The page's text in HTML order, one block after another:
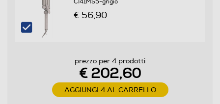
Larghezza-mm
CI41MS5-grigio
€ 56,90
prezzo per 4 prodotti
€ 202,60
AGGIUNGI 4 AL CARRELLO